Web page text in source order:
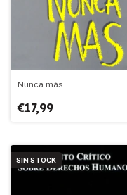
Nunca más
€17,99
SIN STOCK